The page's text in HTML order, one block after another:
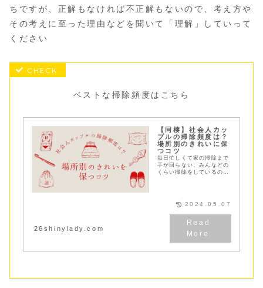
ちですが、正解もなければ不正解もないので、考え方や
その考えに至った理由などを聞いて「理解」していって
ください
ベストな掃除頻度はこちら
【同棲】社会人カッ
プルの掃除頻度は？
場所別のきれいに保
つコツ
毎日忙しくて家の掃除まで
手が回らない、みんなどの
くらい掃除をしているのだ
26shinylady.com
2024.05.07